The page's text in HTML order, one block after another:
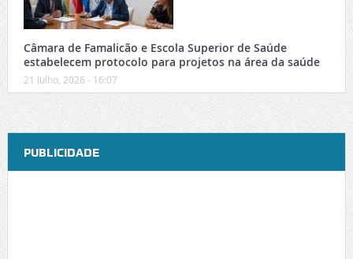
Câmara de Famalicão e Escola Superior de Saúde
estabelecem protocolo para projetos na área da saúde
21 Julho, 2026 - 16:07
PUBLICIDADE